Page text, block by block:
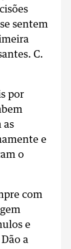
sentem
C.
por
as
e
o
com
e
a